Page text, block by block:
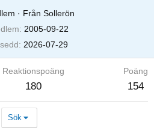
· Från Sollerön
2005-09-22
2026-07-29
Reaktionspoäng
180
Poäng
154
Sök